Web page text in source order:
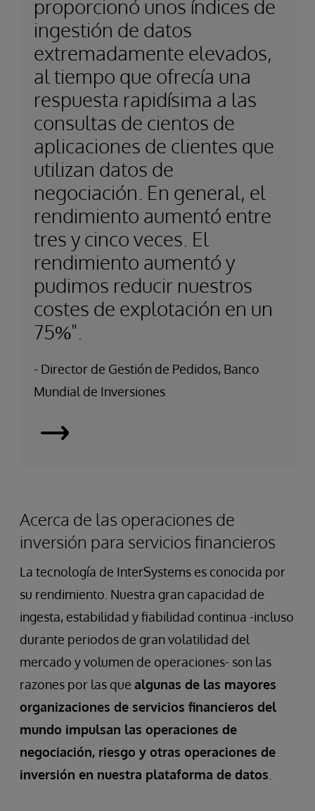
proporcionó unos índices de
ingestión de datos
extremadamente elevados,
al tiempo que ofrecía una
respuesta rapidísima a las
consultas de cientos de
aplicaciones de clientes que
utilizan datos de
negociación. En general, el
rendimiento aumentó entre
tres y cinco veces. El
rendimiento aumentó y
pudimos reducir nuestros
costes de explotación en un
75%".
- Director de Gestión de Pedidos, Banco
Mundial de Inversiones
Leading
InterSystems
IRIS
to
Future-
Proof
its
Equity
Trading
Platform
Acerca de las operaciones de
inversión para servicios financieros
La tecnología de InterSystems es conocida por
su rendimiento. Nuestra gran capacidad de
ingesta, estabilidad y fiabilidad continua -incluso
durante periodos de gran volatilidad del
mercado y volumen de operaciones- son las
razones por las que algunas de las mayores
organizaciones de servicios financieros del
mundo impulsan las operaciones de
negociación, riesgo y otras operaciones de
inversión en nuestra plataforma de datos